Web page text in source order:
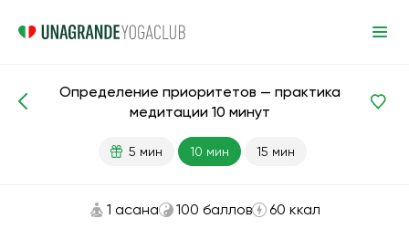
Медитации и дыхание Приоритеты
Определение приоритетов — практика
медитации 10 минут
5 мин 10 мин 15 мин
1 асана 100 баллов 60 ккал